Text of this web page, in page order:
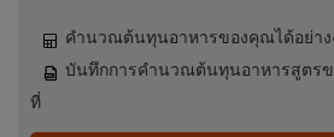
คำนวณต้นทุนอาหารของคุณได้อย่าง
บันทึกการคำนวณต้นทุนอาหารสูตร
ที่